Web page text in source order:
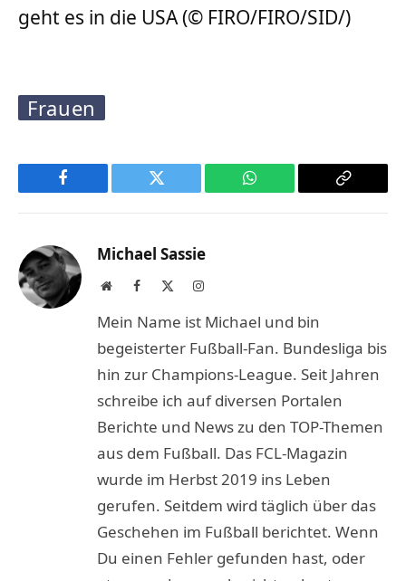
geht es in die USA (© FIRO/FIRO/SID/)
Frauen
Facebook Twitter WhatsApp
Copy
Michael Sassie
WebsiteFacebook Instagram
Mein Name ist Michael und bin
begeisterter Fußball-Fan. Bundesliga bis
hin zur Champions-League. Seit Jahren
schreibe ich auf diversen Portalen
Berichte und News zu den TOP-Themen
aus dem Fußball. Das FCL-Magazin
wurde im Herbst 2019 ins Leben
gerufen. Seitdem wird täglich über das
Geschehen im Fußball berichtet. Wenn
Du einen Fehler gefunden hast, oder